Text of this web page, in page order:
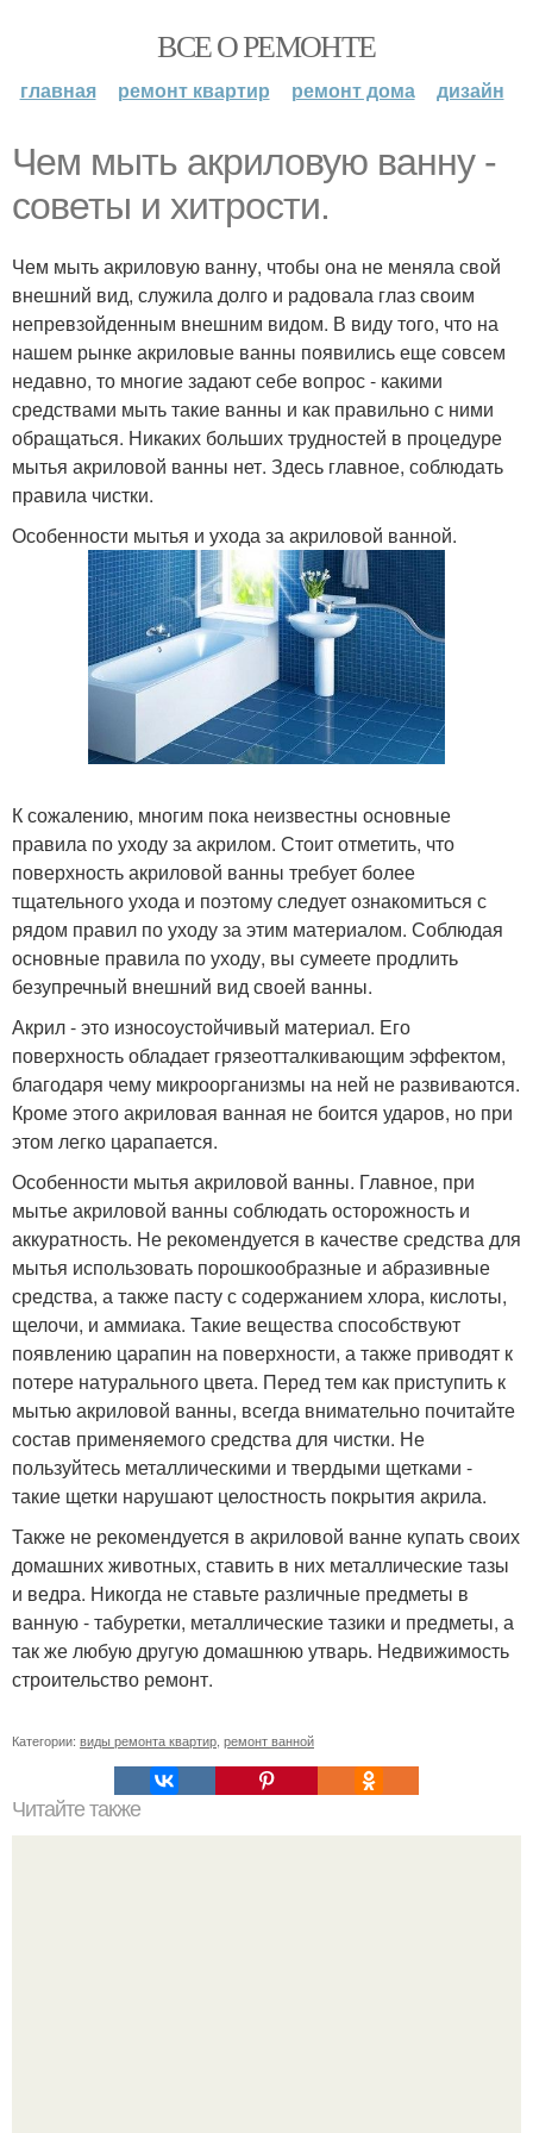
ВСЕ О РЕМОНТЕ
главная ремонт квартир ремонт дома дизайн
Чем мыть акриловую ванну -
советы и хитрости.
Чем мыть акриловую ванну, чтобы она не меняла свой
внешний вид, служила долго и радовала глаз своим
непревзойденным внешним видом. В виду того, что на
нашем рынке акриловые ванны появились еще совсем
недавно, то многие задают себе вопрос - какими
средствами мыть такие ванны и как правильно с ними
обращаться. Никаких больших трудностей в процедуре
мытья акриловой ванны нет. Здесь главное, соблюдать
правила чистки.
Особенности мытья и ухода за акриловой ванной.
К сожалению, многим пока неизвестны основные
правила по уходу за акрилом. Стоит отметить, что
поверхность акриловой ванны требует более
тщательного ухода и поэтому следует ознакомиться с
рядом правил по уходу за этим материалом. Соблюдая
основные правила по уходу, вы сумеете продлить
безупречный внешний вид своей ванны.
Акрил - это износоустойчивый материал. Его
поверхность обладает грязеотталкивающим эффектом,
благодаря чему микроорганизмы на ней не развиваются.
Кроме этого акриловая ванная не боится ударов, но при
этом легко царапается.
Особенности мытья акриловой ванны. Главное, при
мытье акриловой ванны соблюдать осторожность и
аккуратность. Не рекомендуется в качестве средства для
мытья использовать порошкообразные и абразивные
средства, а также пасту с содержанием хлора, кислоты,
щелочи, и аммиака. Такие вещества способствуют
появлению царапин на поверхности, а также приводят к
потере натурального цвета. Перед тем как приступить к
мытью акриловой ванны, всегда внимательно почитайте
состав применяемого средства для чистки. Не
пользуйтесь металлическими и твердыми щетками -
такие щетки нарушают целостность покрытия акрила.
Также не рекомендуется в акриловой ванне купать своих
домашних животных, ставить в них металлические тазы
и ведра. Никогда не ставьте различные предметы в
ванную - табуретки, металлические тазики и предметы, а
так же любую другую домашнюю утварь. Недвижимость
строительство ремонт.
Категории: виды ремонта квартир ремонт ванной
Читайте также